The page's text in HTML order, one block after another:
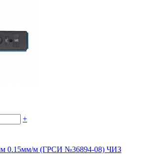
+
0.15мм/м (ГРСИ №36894-08) ЧИЗ